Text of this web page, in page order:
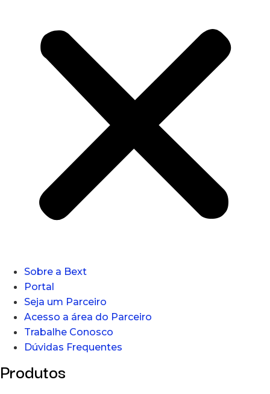
Sobre a Bext
Portal
Seja um Parceiro
Acesso a área do Parceiro
Trabalhe Conosco
Dúvidas Frequentes
Produtos